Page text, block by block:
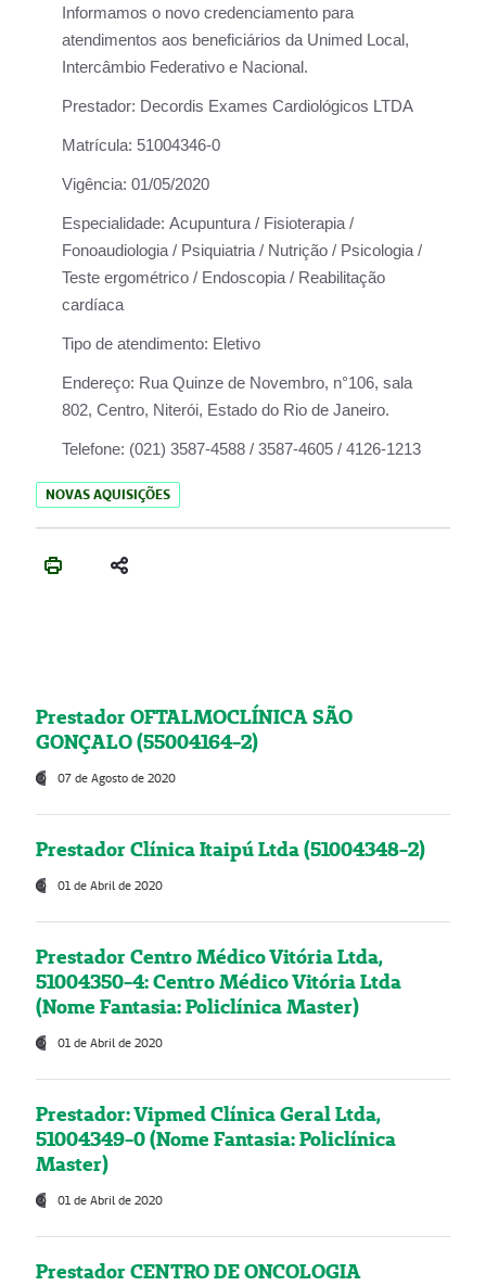
Informamos o novo credenciamento para
atendimentos aos beneficiários da Unimed Local,
Intercâmbio Federativo e Nacional.
Prestador: Decordis Exames Cardiológicos LTDA
Matrícula: 51004346-0
Vigência: 01/05/2020
Especialidade: Acupuntura / Fisioterapia /
Fonoaudiologia / Psiquiatria / Nutrição / Psicologia /
Teste ergométrico / Endoscopia / Reabilitação
cardíaca
Tipo de atendimento: Eletivo
Endereço: Rua Quinze de Novembro, n°106, sala
802, Centro, Niterói, Estado do Rio de Janeiro.
Telefone: (021) 3587-4588 / 3587-4605 / 4126-1213
NOVAS AQUISIÇÕES
Prestador OFTALMOCLÍNICA SÃO
GONÇALO (55004164-2)
07 de Agosto de 2020
Prestador Clínica Itaipú Ltda (51004348-2)
01 de Abril de 2020
Prestador Centro Médico Vitória Ltda,
51004350-4: Centro Médico Vitória Ltda
(Nome Fantasia: Policlínica Master)
01 de Abril de 2020
Prestador: Vipmed Clínica Geral Ltda,
51004349-0 (Nome Fantasia: Policlínica
Master)
01 de Abril de 2020
Prestador CENTRO DE ONCOLOGIA